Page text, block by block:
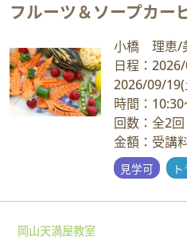
フルーツ＆ソープカー
小橋 理恵/
日程：
2026/09/19
時間：
回数：全2回
金額：受講
見学可
岡山天満屋教室